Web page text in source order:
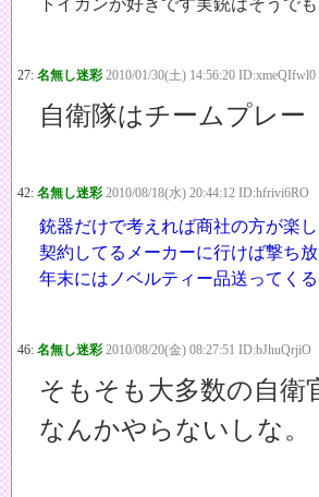
トイガンが好きです実銃はそうで
27: 名無し迷彩 2010/01/30(土) 14:56:20 ID:xmeQIfwl0
自衛隊はチームプレー
42: 名無し迷彩 2010/08/18(水) 20:44:12 ID:hfrivi6RO
銃器だけで考えれば商社の方が楽し
契約してるメーカーに行けば撃ち放
年末にはノベルティー品送ってくる
46: 名無し迷彩 2010/08/20(金) 08:27:51 ID:bJhuQrjiO
そもそも大多数の自衛
なんかやらないしな。